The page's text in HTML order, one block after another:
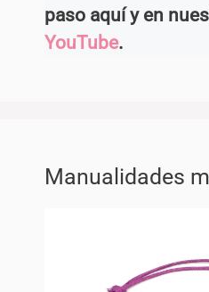
paso aquí y en
YouTube.
Manualidades